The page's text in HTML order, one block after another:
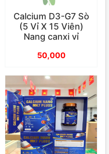
Calcium D3-G7 Sò
(5 Vỉ X 15 Viên)
Nang canxi vỉ
50,000